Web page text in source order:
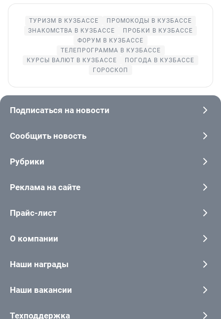
ТУРИЗМ В КУЗБАССЕ
ПРОМОКОДЫ В КУЗБАССЕ
ЗНАКОМСТВА В КУЗБАССЕ
ПРОБКИ В КУЗБАССЕ
ФОРУМ В КУЗБАССЕ
ТЕЛЕПРОГРАММА В КУЗБАССЕ
КУРСЫ ВАЛЮТ В КУЗБАССЕ
ПОГОДА В КУЗБАССЕ
ГОРОСКОП
Подписаться на новости
Сообщить новость
Рубрики
Реклама на сайте
Прайс-лист
О компании
Наши награды
Наши вакансии
Техподдержка